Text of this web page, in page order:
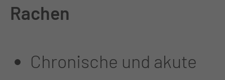
Rachen
Chronische und akute